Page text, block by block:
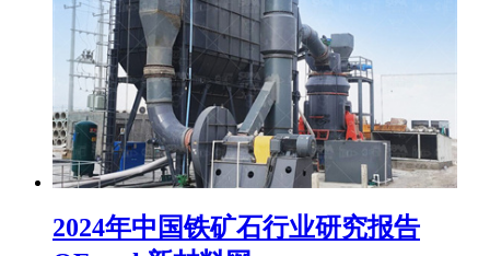
2024年中国铁矿石行业研究报告